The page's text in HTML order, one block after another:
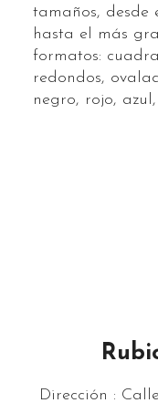
tamaños, desde
hasta el más
formatos:
redondos,
negro, rojo,
Dirección :